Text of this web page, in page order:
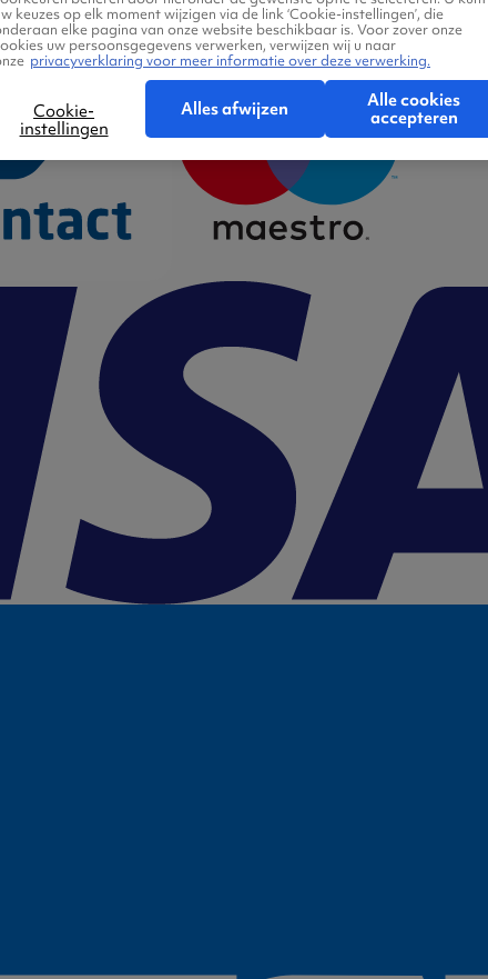
keuzes op elk moment wijzigen via de link ‘Cookie-instellingen’, die
elke pagina van onze website beschikbaar is. Voor zover onze
uw persoonsgegevens verwerken, verwijzen wij u naar
privacyverklaring voor meer informatie over deze verwerking.
Cookie-
instellingen
Alles afwijzen
Alle cookies
accepteren